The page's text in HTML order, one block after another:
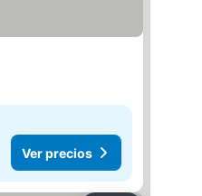
Ver precios